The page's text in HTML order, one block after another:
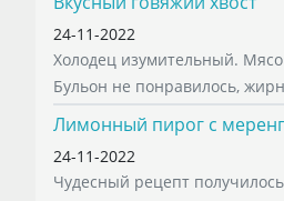
24-11-2022
Холодец изумительный.
Бульон не понравилось,
Лимонный пирог с
24-11-2022
Чудесный рецепт